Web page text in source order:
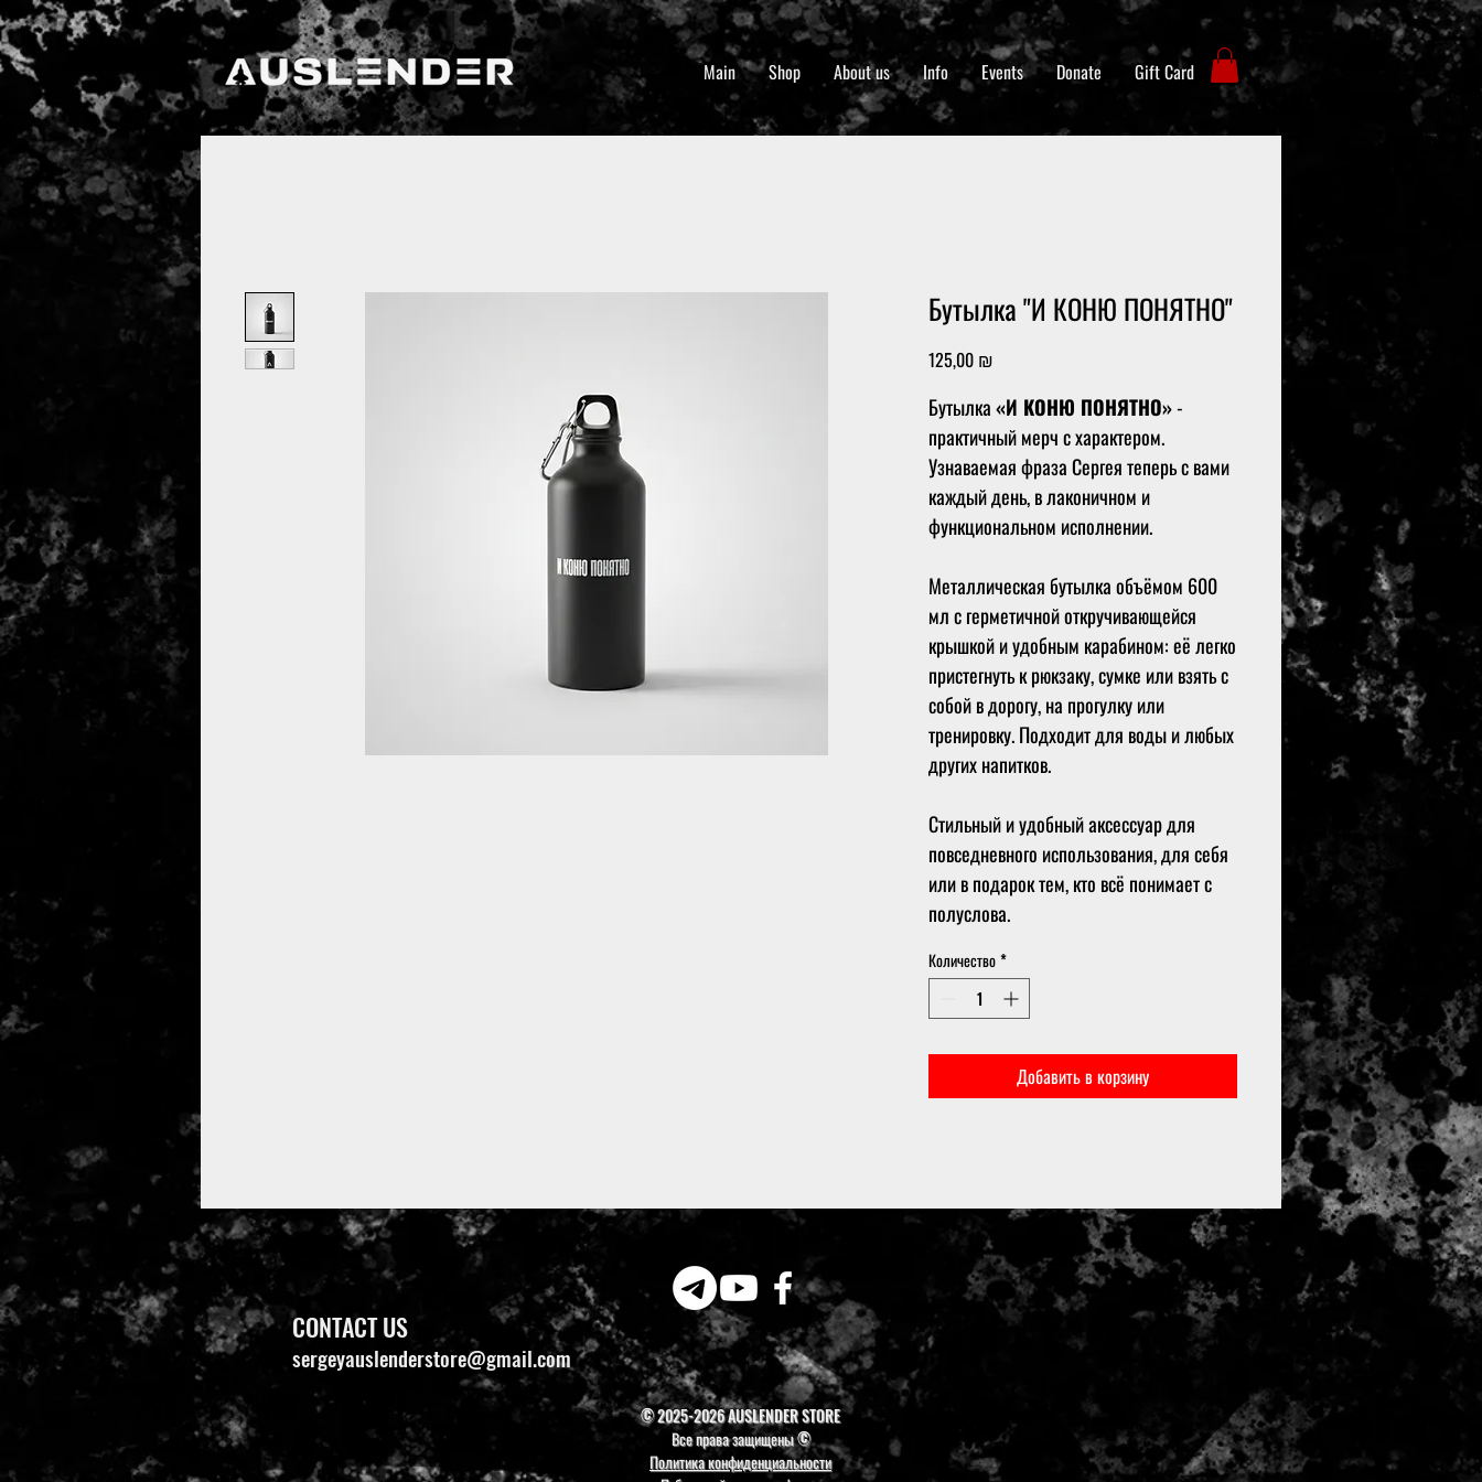
Main Shop About us Info Events Donate Gift Card
Бутылка "И КОНЮ ПОНЯТНО"
125,00 ₪
Бутылка«И КОНЮ ПОНЯТНО»-
практичный мерч с характером.
Узнаваемая фраза Сергея теперь с вами
каждый день, в лаконичном и
функциональном исполнении.
Металлическая бутылка объёмом 600
мл с герметичной откручивающейся
крышкой и удобным карабином: её легко
пристегнуть к рюкзаку, сумке или взять с
собой в дорогу, на прогулку или
тренировку. Подходит для воды и любых
других напитков.
Стильный и удобный аксессуар для
повседневного использования, для себя
или в подарок тем, кто всё понимает с
полуслова.
Количество*
Добавить в корзину
CONTACT US
sergeyauslenderstore@gmail.com
© 2025-2026 AUSLENDER STORE
Все права защищены ©
Политика конфиденциальности